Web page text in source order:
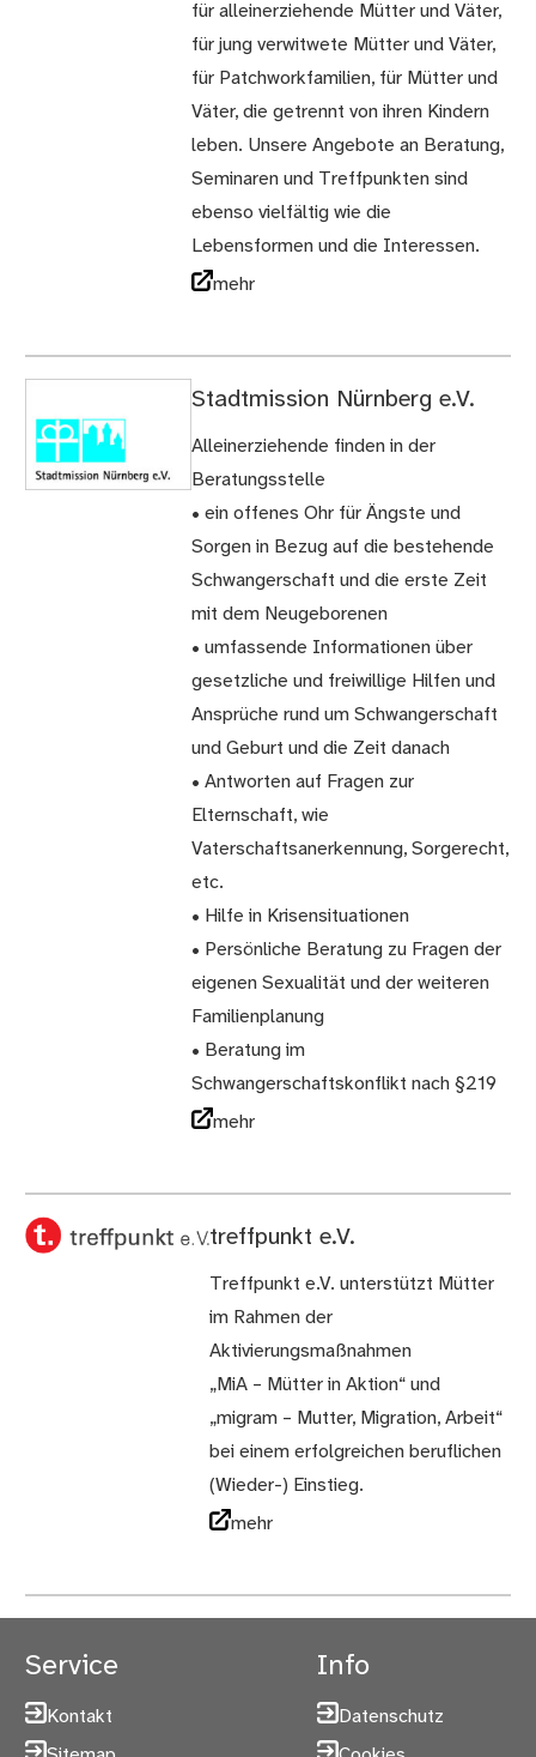
für alleinerziehende Mütter und Väter,
für jung verwitwete Mütter und Väter,
für Patchworkfamilien, für Mütter und
Väter, die getrennt von ihren Kindern
leben. Unsere Angebote an Beratung,
Seminaren und Treffpunkten sind
ebenso vielfältig wie die
Lebensformen und die Interessen.
mehr
Stadtmission Nürnberg e.V.
Alleinerziehende finden in der
Beratungsstelle
• ein offenes Ohr für Ängste und
Sorgen in Bezug auf die bestehende
Schwangerschaft und die erste Zeit
mit dem Neugeborenen
• umfassende Informationen über
gesetzliche und freiwillige Hilfen und
Ansprüche rund um Schwangerschaft
und Geburt und die Zeit danach
• Antworten auf Fragen zur
Elternschaft, wie
Vaterschaftsanerkennung, Sorgerecht,
etc.
• Hilfe in Krisensituationen
• Persönliche Beratung zu Fragen der
eigenen Sexualität und der weiteren
Familienplanung
• Beratung im
Schwangerschaftskonflikt nach §219
mehr
treffpunkt e.V.
Treffpunkt e.V. unterstützt Mütter
im Rahmen der
Aktivierungsmaßnahmen
„MiA – Mütter in Aktion“ und
„migram – Mutter, Migration, Arbeit“
bei einem erfolgreichen beruflichen
(Wieder-) Einstieg.
mehr
Service
Kontakt
Info
Datenschutz